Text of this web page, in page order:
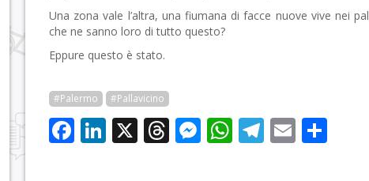
Una zona vale l’altra, una fiumana di facce nuove vive nei
che ne sanno loro di tutto questo?
Eppure questo è stato.
#Palermo #Pallavicino
Facebook
LinkedIn
X Threads
Messenger
WhatsApp
Telegram
Email